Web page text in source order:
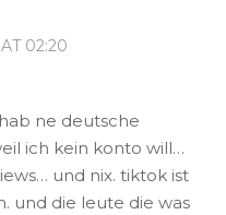
02:20
ne deutsche
ich kein konto will…
und nix. tiktok ist
und die leute die was